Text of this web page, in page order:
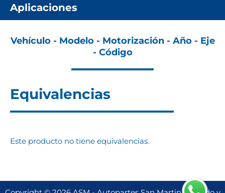
Aplicaciones
Vehículo - Modelo - Motorización - Año - Eje
- Código
Equivalencias
Este producto no tiene equivalencias.